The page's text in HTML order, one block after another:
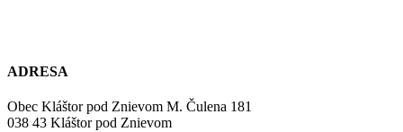
ADRESA
Obec Kláštor pod Znievom M. Čulena 181
038 43 Kláštor pod Znievom